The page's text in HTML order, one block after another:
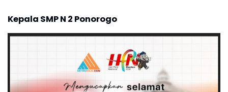
Kepala SMP N 2 Ponorogo